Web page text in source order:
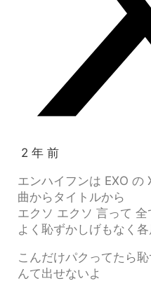
2 年 前
エンハイフンは EXO の
曲からタイトルから
エクソ エクソ 言って 全
よく恥ずかしげもなく
こんだけパクってたら
んて出せないよ